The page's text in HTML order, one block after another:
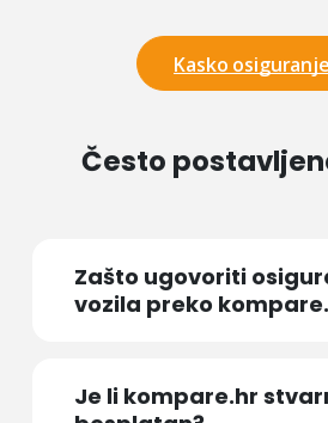
Kasko osiguranje
Često
Zašto ugovoriti
vozila preko
Je li kompare.hr